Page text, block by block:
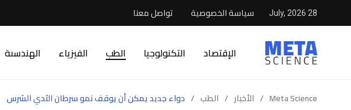
28 July, 2026 سياسة الخصوصية تواصل معنا
الإقتصاد التكنولوجيا الطب الفيزياء الهندسىة
Meta Science
/ الأخبار / الطب / دواء جديد يمكن أن يوقف نمو سرطان الثدي الشرس